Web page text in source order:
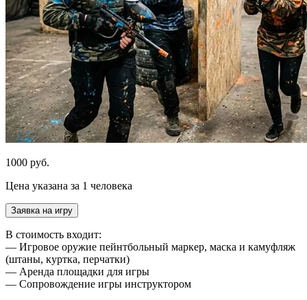
1000 руб.
Цена указана за 1 человека
Заявка на игру
В стоимость входит:
— Игровое оружие пейнтбольный маркер, маска и камуфляж
(штаны, куртка, перчатки)
— Аренда площадки для игры
— Сопровождение игры инструктором